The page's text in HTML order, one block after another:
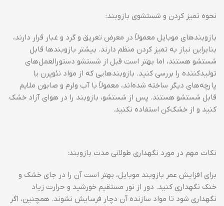
نحوه تمیز کردن و شستشوی بازوبند:
بازوبندهای موبایل معمولاً در معرض تعریق و گرد و غبار قرار دارند،
بنابراین نیاز به تمیز کردن منظم دارند. بیشتر بازوبندها قابل
شستشو هستند، اما بهتر است قبل از شستشو دستورالعمل‌های
تولیدکننده را بررسی کنید. بازوبندهایی که از مواد نئوپرن یا
پارچه‌های دیگر ساخته شده‌اند، معمولاً با آب ولرم و صابون ملایم
قابل شستشو هستند. پس از شستشو، بازوبند را در هوای آزاد خشک
کنید و از خشک‌کن استفاده نکنید.
نکات مهم در مورد نگهداری طولانی مدت بازوبند:
برای افزایش عمر بازوبند موبایل، بهتر است آن را در جای خشک و
خنک نگهداری کنید. دور از نور مستقیم خورشید و حرارت زیاد
نگهداری شود تا مواد سازنده آن دچار فرسایش نشوند. همچنین، اگر